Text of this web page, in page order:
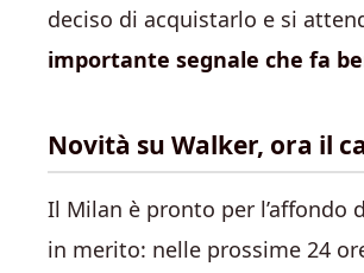
deciso di acquistarlo e si
importante segnale che fa
Novità su Walker, ora il
Il Milan è pronto per l’affondo
in merito: nelle prossime 24